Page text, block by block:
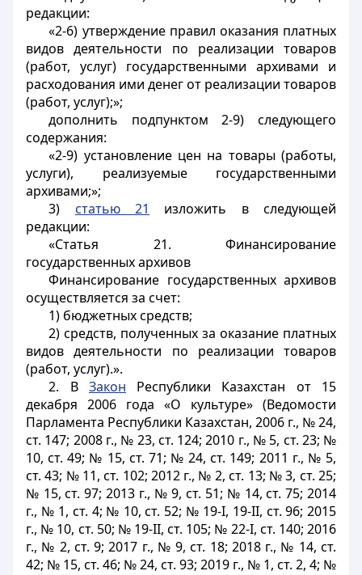
редакции:
«2-6) утверждение правил оказания платных
видов деятельности по реализации товаров
(работ, услуг) государственными архивами и
расходования ими денег от реализации товаров
(работ, услуг);»;
дополнить подпунктом 2-9) следующего
содержания:
«2-9) установление цен на товары (работы,
услуги), реализуемые государственными
архивами;»;
3) статью 21
изложить в следующей
редакции:
«Статья 21. Финансирование
государственных архивов
Финансирование государственных архивов
осуществляется за счет:
1) бюджетных средств;
2) средств, полученных за оказание платных
видов деятельности по реализации товаров
(работ, услуг).».
2. В Закон Республики Казахстан от 15
декабря 2006 года «О культуре» (Ведомости
Парламента Республики Казахстан, 2006 г., № 24,
ст. 147; 2008 г., № 23, ст. 124; 2010 г., № 5, ст. 23; №
10, ст. 49; № 15, ст. 71; № 24, ст. 149; 2011 г., № 5,
ст. 43; № 11, ст. 102; 2012 г., № 2, ст. 13; № 3, ст. 25;
№ 15, ст. 97; 2013 г., № 9, ст. 51; № 14, ст. 75; 2014
г., № 1, ст. 4; № 10, ст. 52; № 19-I, 19-II, ст. 96; 2015
г., № 10, ст. 50; № 19-II, ст. 105; № 22-I, ст. 140; 2016
г., № 2, ст. 9; 2017 г., № 9, ст. 18; 2018 г., № 14, ст.
42; № 15, ст. 46; № 24, ст. 93; 2019 г., № 1, ст. 2, 4; №